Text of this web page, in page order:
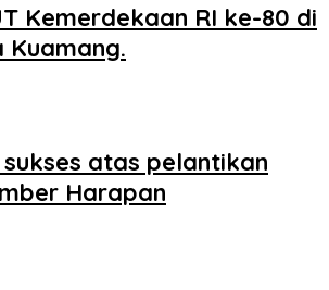
Kemerdekaan RI ke-80 di
Kuamang.
atas pelantikan
Harapan